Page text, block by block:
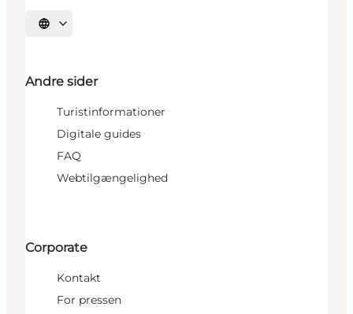
Vælg sprog
Andre sider
Turistinformationer
Digitale guides
FAQ
Webtilgængelighed
Corporate
Kontakt
For pressen